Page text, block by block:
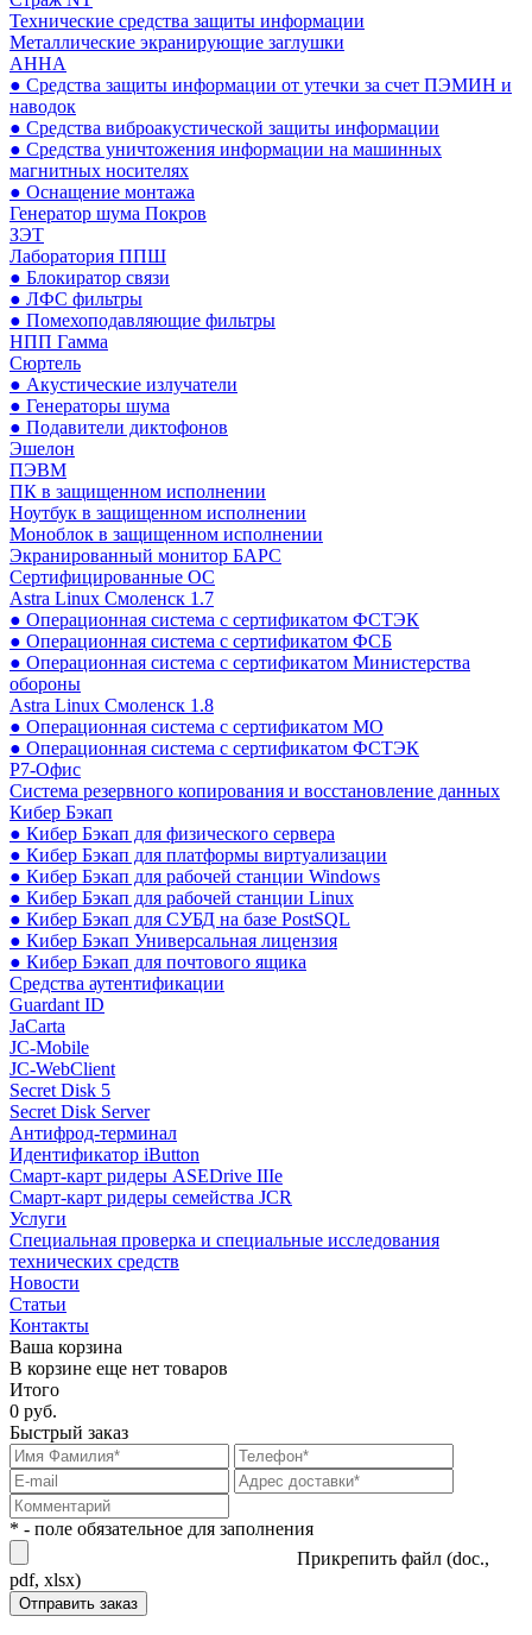
Технические средства защиты информации
Металлические экранирующие заглушки
АННА
● Средства защиты информации от утечки за счет ПЭМИН и
наводок
● Средства виброакустической защиты информации
● Средства уничтожения информации на машинных
магнитных носителях
● Оснащение монтажа
Генератор шума Покров
ЗЭТ
Лаборатория ППШ
● Блокиратор связи
● ЛФС фильтры
● Помехоподавляющие фильтры
НПП Гамма
Сюртель
● Акустические излучатели
● Генераторы шума
● Подавители диктофонов
Эшелон
ПЭВМ
ПК в защищенном исполнении
Ноутбук в защищенном исполнении
Моноблок в защищенном исполнении
Экранированный монитор БАРС
Сертифицированные ОС
Astra Linux Смоленск 1.7
● Операционная система с сертификатом ФСТЭК
● Операционная система с сертификатом ФСБ
● Операционная система с сертификатом Министерства
обороны
Astra Linux Смоленск 1.8
● Операционная система с сертификатом МО
● Операционная система с сертификатом ФСТЭК
Р7-Офис
Система резервного копирования и восстановление данных
Кибер Бэкап
● Кибер Бэкап для физического сервера
● Кибер Бэкап для платформы виртуализации
● Кибер Бэкап для рабочей станции Windows
● Кибер Бэкап для рабочей станции Linux
● Кибер Бэкап для СУБД на базе PostSQL
● Кибер Бэкап Универсальная лицензия
● Кибер Бэкап для почтового ящика
Средства аутентификации
Guardant ID
JaCarta
JC-Mobile
JC-WebClient
Secret Disk 5
Secret Disk Server
Антифрод-терминал
Идентификатор iButton
Смарт-карт ридеры ASEDrive IIIe
Смарт-карт ридеры семейства JCR
Услуги
Специальная проверка и специальные исследования
технических средств
Новости
Статьи
Контакты
Ваша корзина
В корзине еще нет товаров
Итого
0 руб.
Быстрый заказ
* - поле обязательное для заполнения
Прикрепить файл (doc.,
pdf, xlsx)